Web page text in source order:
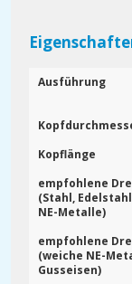
Ausführung
Kopflänge
empfohlene
(Stahl,
NE-Metalle)
empfohlene
(weiche NE-
Gusseisen)